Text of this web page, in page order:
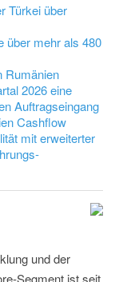
Türkei über
über mehr als 480
Rumänien
2026 eine
Auftragseingang
Cashflow
mit erweiterter
und der
Segment ist seit